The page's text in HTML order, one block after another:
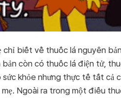
chỉ biết về thuốc lá nguyên
còn có thuốc lá điện tử,
khỏe nhưng thực tế tất cả
Ngoài ra trong một điếu